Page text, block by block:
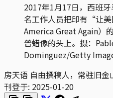
2017年1月17日，西班
名工作人员把印有“让
America Great Again）
普蜡像的头上。摄：
Dominguez/Getty
房天语 自由撰稿人，常驻旧金
刊登于: 2025-01-20